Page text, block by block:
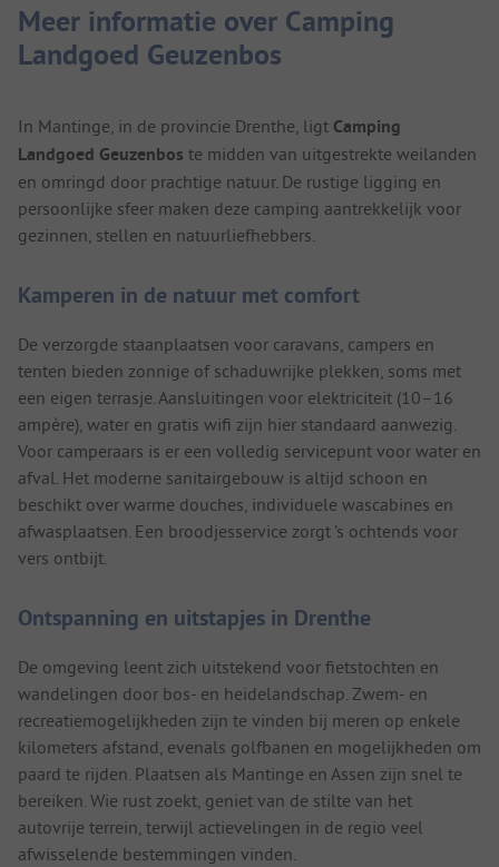
Meer informatie over Camping
Landgoed Geuzenbos
In Mantinge, in de provincie Drenthe, ligt Camping
Landgoed Geuzenbos te midden van uitgestrekte weilanden
en omringd door prachtige natuur. De rustige ligging en
persoonlijke sfeer maken deze camping aantrekkelijk voor
gezinnen, stellen en natuurliefhebbers.
Kamperen in de natuur met comfort
De verzorgde staanplaatsen voor caravans, campers en
tenten bieden zonnige of schaduwrijke plekken, soms met
een eigen terrasje. Aansluitingen voor elektriciteit (10–16
ampère), water en gratis wifi zijn hier standaard aanwezig.
Voor camperaars is er een volledig servicepunt voor water en
afval. Het moderne sanitairgebouw is altijd schoon en
beschikt over warme douches, individuele wascabines en
afwasplaatsen. Een broodjesservice zorgt ’s ochtends voor
vers ontbijt.
Ontspanning en uitstapjes in Drenthe
De omgeving leent zich uitstekend voor fietstochten en
wandelingen door bos- en heidelandschap. Zwem- en
recreatiemogelijkheden zijn te vinden bij meren op enkele
kilometers afstand, evenals golfbanen en mogelijkheden om
paard te rijden. Plaatsen als Mantinge en Assen zijn snel te
bereiken. Wie rust zoekt, geniet van de stilte van het
autovrije terrein, terwijl actievelingen in de regio veel
afwisselende bestemmingen vinden.